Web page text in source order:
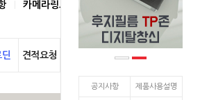
공지사항 제품사용설명
카메라링크
견적요청